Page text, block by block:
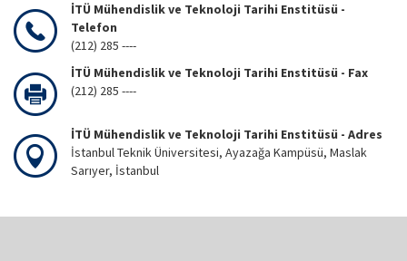
İTÜ Mühendislik ve Teknoloji Tarihi Enstitüsü -
Telefon
(212) 285 ----
İTÜ Mühendislik ve Teknoloji Tarihi Enstitüsü - Fax
(212) 285 ----
İTÜ Mühendislik ve Teknoloji Tarihi Enstitüsü - Adres
İstanbul Teknik Üniversitesi, Ayazağa Kampüsü, Maslak
Sarıyer, İstanbul